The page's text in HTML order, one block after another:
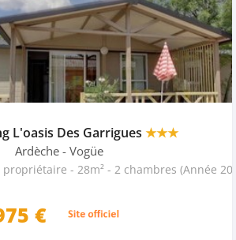
L'oasis Des Garrigues ★★★
Ardèche - Vogüe
€